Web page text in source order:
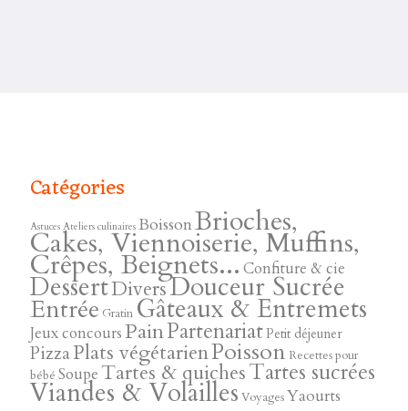
Catégories
Astuces Ateliers culinaires BoissonBrioches,
Cakes, Viennoiserie, Muffins,
Crêpes, Beignets... Confiture & cie
DessertDiversDouceur Sucrée
Entrée Gratin Gâteaux & Entremets
Jeux concoursPainPartenariatPetit déjeuner
PizzaPlats végétarienPoisson Recettes pour
bébé SoupeTartes & quichesTartes sucrées
Viandes & Volailles VoyagesYaourts